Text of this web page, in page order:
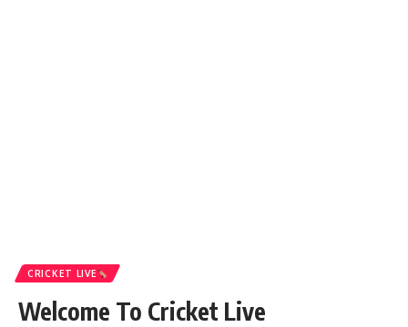
CRICKET LIVE
Welcome To Cricket Live